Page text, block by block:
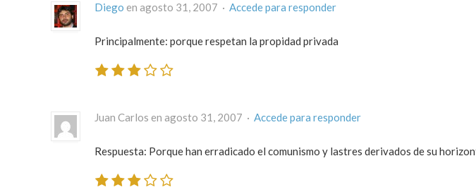
Diego en agosto 31, 2007 · Accede para responder
Principalmente: porque respetan la propidad privada
Juan Carlos en agosto 31, 2007 · Accede para responder
Respuesta: Porque han erradicado el comunismo y lastres derivados de su